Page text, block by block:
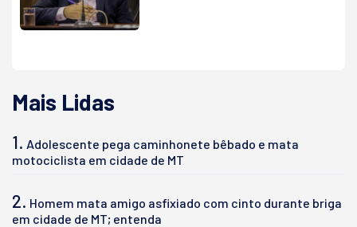
Mais Lidas
1. Adolescente pega caminhonete bêbado e mata
motociclista em cidade de MT
2. Homem mata amigo asfixiado com cinto durante briga
em cidade de MT; entenda